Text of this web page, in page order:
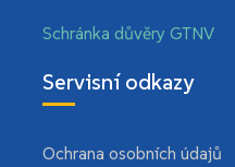
Schránka důvěry GTNV
Servisní odkazy
Ochrana osobních údajů